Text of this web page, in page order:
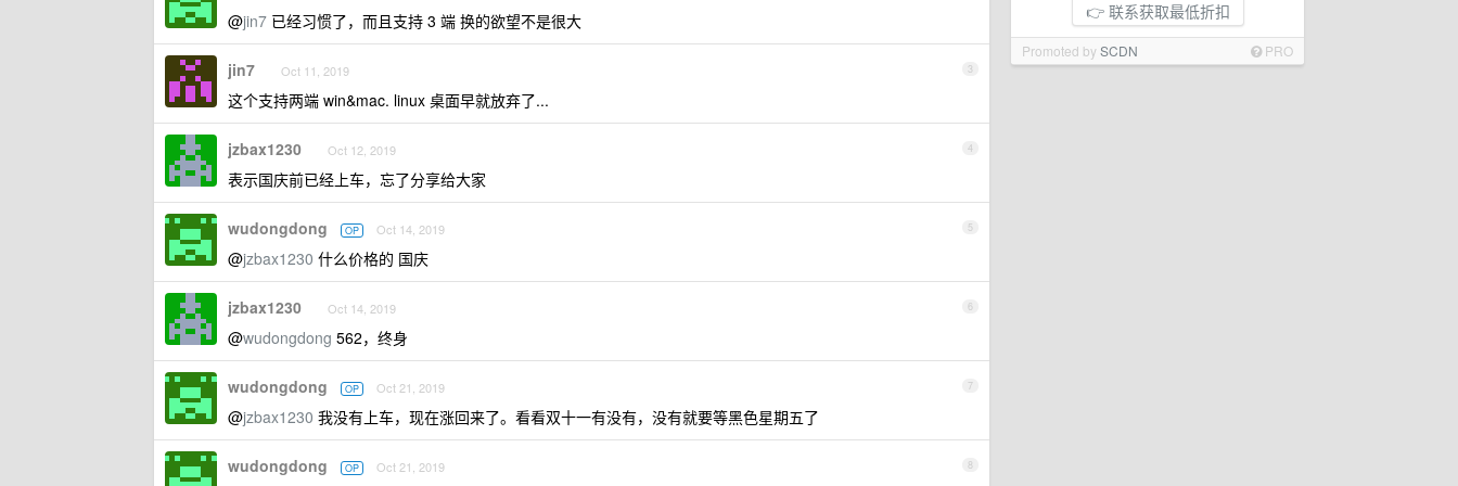
👉 联系获取最低折扣
Promoted bySCDN PRO
@jin7 已经习惯了，而且支持 3 端 换的欲望不是很大
3
jin7 Oct 11, 2019
这个支持两端 win&mac. linux 桌面早就放弃了...
4
jzbax1230 Oct 12, 2019
表示国庆前已经上车，忘了分享给大家
5
wudongdong OP Oct 14, 2019
@jzbax1230 什么价格的 国庆
6
jzbax1230 Oct 14, 2019
@wudongdong 562，终身
7
wudongdong OP Oct 21, 2019
@jzbax1230 我没有上车，现在涨回来了。看看双十一有没有，没有就要等黑色星期五了
8
wudongdong OP Oct 21, 2019